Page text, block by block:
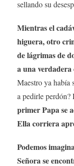
sellando su
Mientras el
higuera, otro
de lágrimas de
a una
Maestro ya
a pedirle perdón?
primer Papa se
Ella corriera
Podemos
Señora se